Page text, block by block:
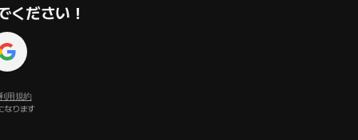
ください！
用規約
なります